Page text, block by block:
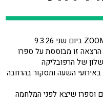
הרצאה זו מבוססת על ספרו
של הרפובליקה
השעה ותסקור בהרחבה
וספרו שיצא לפני המלחמה